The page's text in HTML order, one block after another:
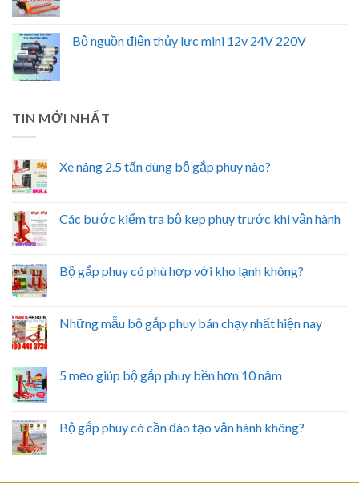
Bộ nguồn điện thủy lực mini 12v 24V 220V
TIN MỚI NHẤT
Xe nâng 2.5 tấn dùng bộ gắp phuy nào?
Các bước kiểm tra bộ kẹp phuy trước khi vận hành
Bộ gắp phuy có phù hợp với kho lạnh không?
Những mẫu bộ gắp phuy bán chạy nhất hiện nay
5 mẹo giúp bộ gắp phuy bền hơn 10 năm
Bộ gắp phuy có cần đào tạo vận hành không?